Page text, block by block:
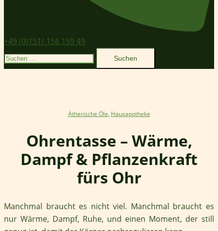
+49 (0)151/ 156 159 49
Suchen
nach:
Ätherische Öle, Hausapotheke
Ohrentasse – Wärme,
Dampf & Pflanzenkraft
fürs Ohr
Manchmal braucht es nicht viel. Manchmal braucht es
nur Wärme, Dampf, Ruhe, und einen Moment, der still